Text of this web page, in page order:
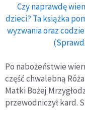
Czy naprawdę
dzieci? Ta książka
wyzwania oraz
Po nabożeństwie
część chwalebną
Matki Bożej
przewodniczył kard.